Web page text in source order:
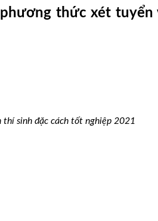
thức xét
sinh đặc cách tốt nghiệp 2021